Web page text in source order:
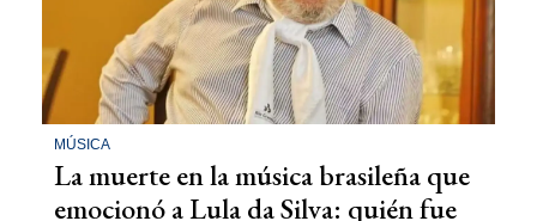
MÚSICA
La muerte en la música brasileña que
emocionó a Lula da Silva: quién fue